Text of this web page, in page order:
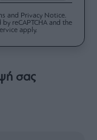
and Privacy Notice.
reCAPTCHA and the
apply.
σας